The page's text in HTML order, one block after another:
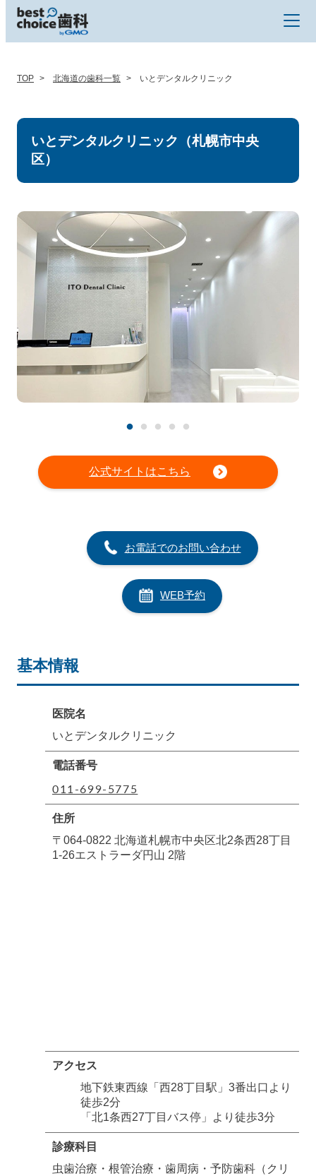
TOP 北海道の歯科一覧 いとデンタルクリニック
いとデンタルクリニック（札幌市中央
区）
公式サイトはこちら
お電話でのお問い合わせ
WEB予約
基本情報
医院名
いとデンタルクリニック
電話番号
011-699-5775
住所
〒064-0822 北海道札幌市中央区北2条西28丁目
1-26エストラーダ円山 2階
アクセス
地下鉄東西線「西28丁目駅」3番出口より
徒歩2分
「北1条西27丁目バス停」より徒歩3分
診療科目
虫歯治療・根管治療・歯周病・予防歯科（クリ